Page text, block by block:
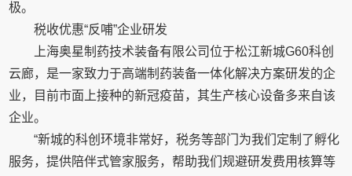
极。
税收优惠“反哺”企业研发
上海奥星制药技术装备有限公司位于松江新城G60科创
云廊，是一家致力于高端制药装备一体化解决方案研发的企
业，目前市面上接种的新冠疫苗，其生产核心设备多来自该
企业。
“新城的科创环境非常好，税务等部门为我们定制了孵化
服务，提供陪伴式管家服务，帮助我们规避研发费用核算等